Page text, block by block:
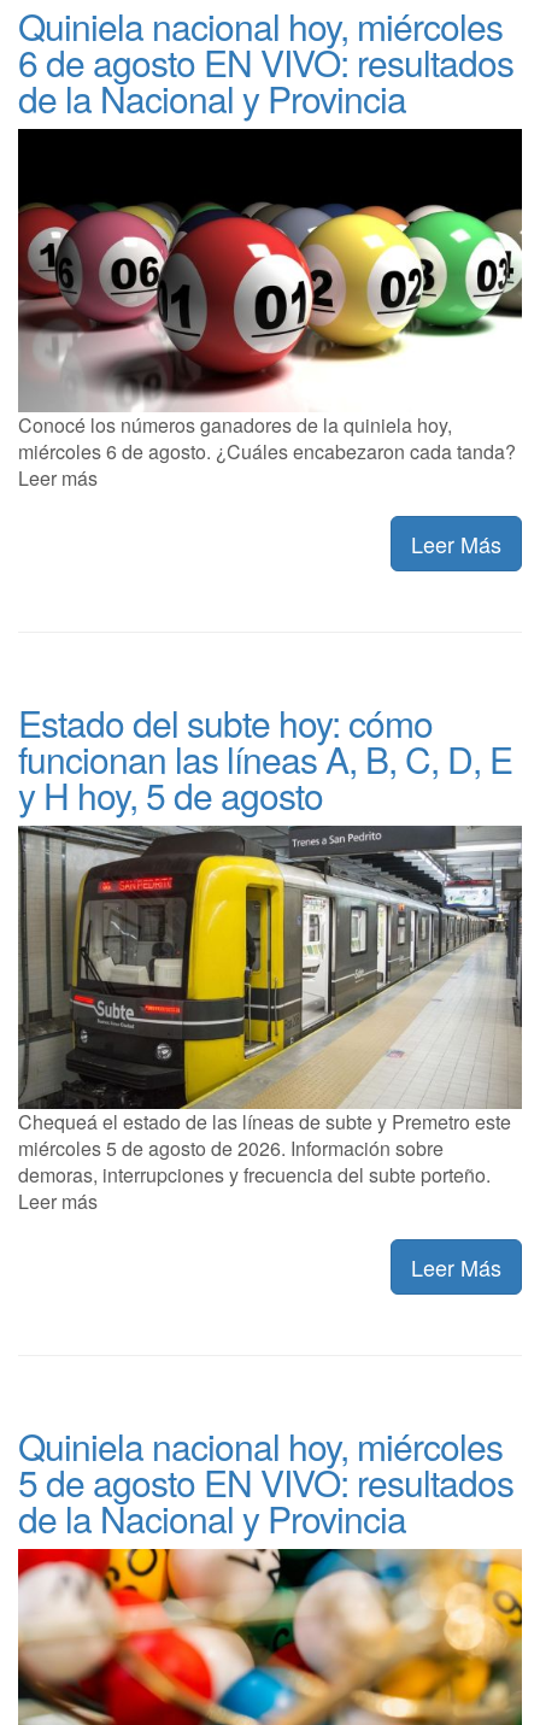
Quiniela nacional hoy, miércoles
6 de agosto EN VIVO: resultados
de la Nacional y Provincia
Conocé los números ganadores de la quiniela hoy,
miércoles 6 de agosto. ¿Cuáles encabezaron cada tanda?
Leer más
Leer Más
Estado del subte hoy: cómo
funcionan las líneas A, B, C, D, E
y H hoy, 5 de agosto
Chequeá el estado de las líneas de subte y Premetro este
miércoles 5 de agosto de 2026. Información sobre
demoras, interrupciones y frecuencia del subte porteño.
Leer más
Leer Más
Quiniela nacional hoy, miércoles
5 de agosto EN VIVO: resultados
de la Nacional y Provincia